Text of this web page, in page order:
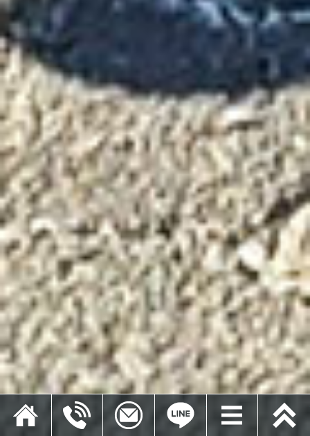
ホーム 電話 メールでお問い合わせLINEでお問い合わせ
メニュー